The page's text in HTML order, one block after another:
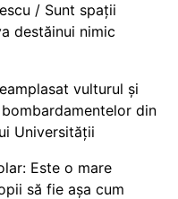
/ Sunt spații
destăinui nimic
vulturul și
din
Universității
Este o mare
să fie așa cum